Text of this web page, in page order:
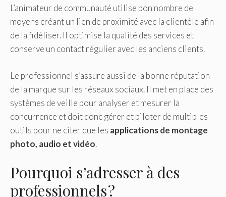
L’animateur de communauté utilise bon nombre de
moyens créant un lien de proximité avec la clientèle afin
de la fidéliser. Il optimise la qualité des services et
conserve un contact régulier avec les anciens clients.
Le professionnel s’assure aussi de la bonne réputation
de la marque sur les réseaux sociaux. Il met en place des
systèmes de veille pour analyser et mesurer la
concurrence et doit donc gérer et piloter de multiples
outils pour ne citer que les applications de montage
photo, audio et vidéo.
Pourquoi s’adresser à des
professionnels ?